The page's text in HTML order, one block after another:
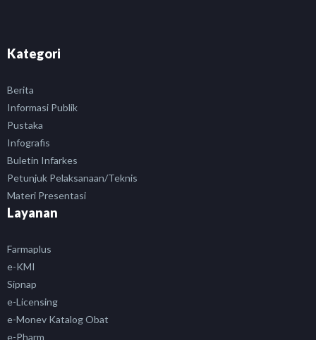
Kategori
Berita
Informasi Publik
Pustaka
Infografis
Buletin Infarkes
Petunjuk Pelaksanaan/Teknis
Materi Presentasi
Layanan
Farmaplus
e-KMI
Sipnap
e-Licensing
e-Monev Katalog Obat
e-Pharm